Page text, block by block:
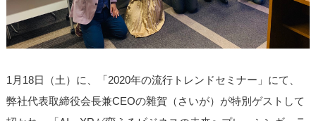
1月18日（土）に、「2020年の流行トレンドセミナー」にて、
弊社代表取締役会長兼CEOの雜賀（さいが）が特別ゲストして